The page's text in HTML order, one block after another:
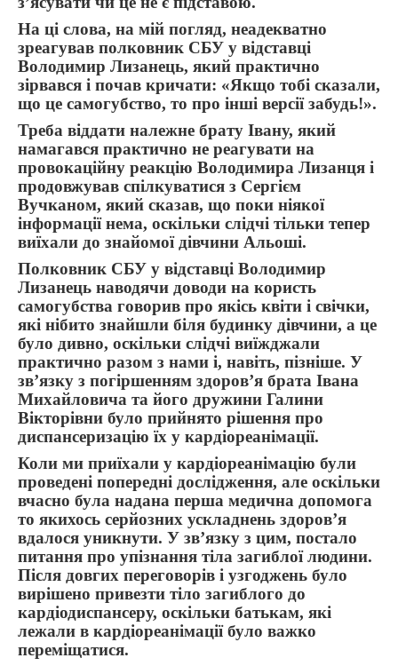
На ці слова, на мій погляд, неадекватно
зреагував полковник СБУ у відставці
Володимир Лизанець, який практично
зірвався і почав кричати: «Якщо тобі сказали,
що це самогубство, то про інші версії забудь!».
Треба віддати належне брату Івану, який
намагався практично не реагувати на
провокаційну реакцію Володимира Лизанця і
продовжував спілкуватися з Сергієм
Вучканом, який сказав, що поки ніякої
інформації нема, оскільки слідчі тільки тепер
виїхали до знайомої дівчини Альоші.
Полковник СБУ у відставці Володимир
Лизанець наводячи доводи на користь
самогубства говорив про якісь квіти і свічки,
які нібито знайшли біля будинку дівчини, а це
було дивно, оскільки слідчі виїжджали
практично разом з нами і, навіть, пізніше. У
зв’язку з погіршенням здоров’я брата Івана
Михайловича та його дружини Галини
Вікторівни було прийнято рішення про
диспансеризацію їх у кардіореанімації.
Коли ми приїхали у кардіореанімацію були
проведені попередні дослідження, але оскільки
вчасно була надана перша медична допомога
то якихось серйозних ускладнень здоров’я
вдалося уникнути. У зв’язку з цим, постало
питання про упізнання тіла загиблої людини.
Після довгих переговорів і узгоджень було
вирішено привезти тіло загиблого до
кардіодиспансеру, оскільки батькам, які
лежали в кардіореанімації було важко
переміщатися.